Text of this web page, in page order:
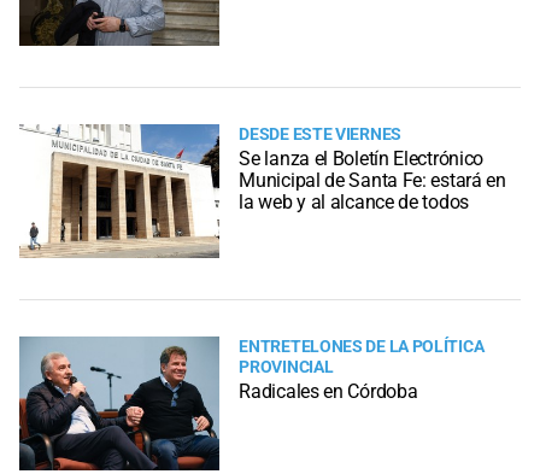
DESDE ESTE VIERNES
Se lanza el Boletín Electrónico
Municipal de Santa Fe: estará en
la web y al alcance de todos
ENTRETELONES DE LA POLÍTICA
PROVINCIAL
Radicales en Córdoba